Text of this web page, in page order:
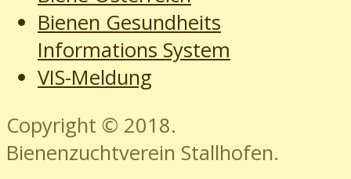
Bienen Gesundheits
Informations System
VIS-Meldung
Copyright © 2018.
Bienenzuchtverein Stallhofen.